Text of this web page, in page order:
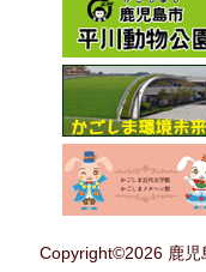
Copyright©2026 鹿児